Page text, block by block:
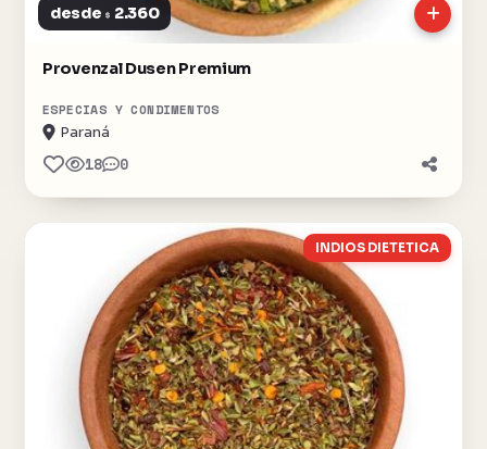
desde $ 2.360
Provenzal Dusen Premium
ESPECIAS Y CONDIMENTOS
Paraná
18 0
INDIOS DIETETICA